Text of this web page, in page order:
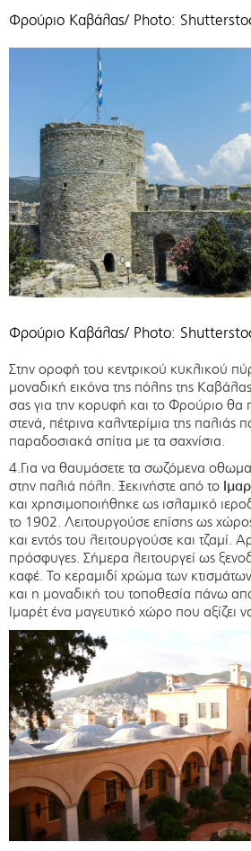
Φρούριο Καβάλας/ Photo:
Φρούριο Καβάλας/ Photo:
Στην οροφή του κεντρικού κυκλικού
μοναδική εικόνα της πόλης της
σας για την κορυφή και το Φρούριο θα
στενά, πέτρινα καλντερίμια της
παραδοσιακά σπίτια με τα σαχνίσια.
4.Για να θαυμάσετε τα σωζόμενα
στην παλιά πόλη. Ξεκινήστε από το
και χρησιμοποιήθηκε ως ισλαμικό
το 1902. Λειτουργούσε επίσης ως
και εντός του λειτουργούσε και τζαμί.
πρόσφυγες. Σήμερα λειτουργεί ως
καφέ. Το κεραμιδί χρώμα των
και η μοναδική του τοποθεσία πάνω
Ιμαρέτ ένα μαγευτικό χώρο που αξίζει